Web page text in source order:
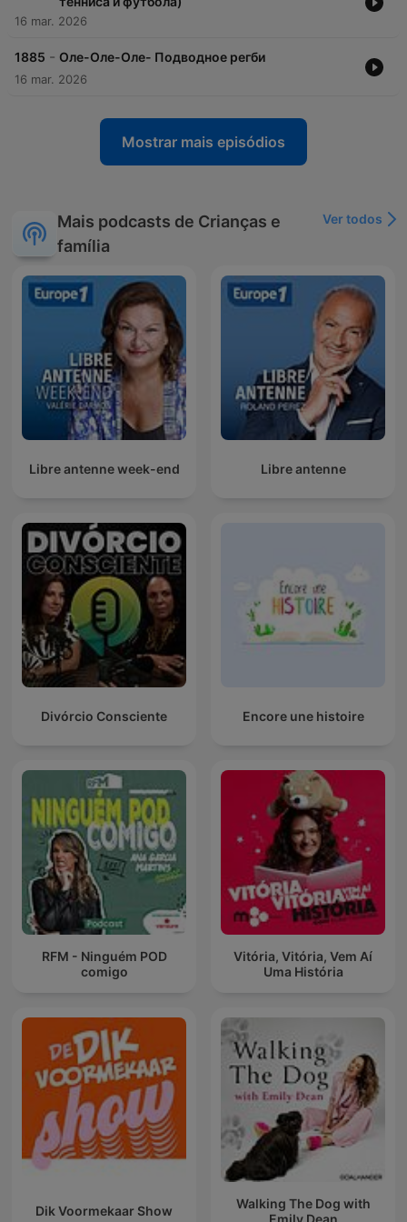
16 mar. 2026
1885 - Оле-Оле-Оле- Подводное регби
16 mar. 2026
Mostrar mais episódios
Mais podcasts de Crianças e
família
Ver todos
Libre antenne week-end Libre antenne
Divórcio Consciente Encore une histoire
RFM - Ninguém POD
comigo
Vitória, Vitória, Vem Aí
Uma História
Dik Voormekaar Show
Walking The Dog with
Emily Dean